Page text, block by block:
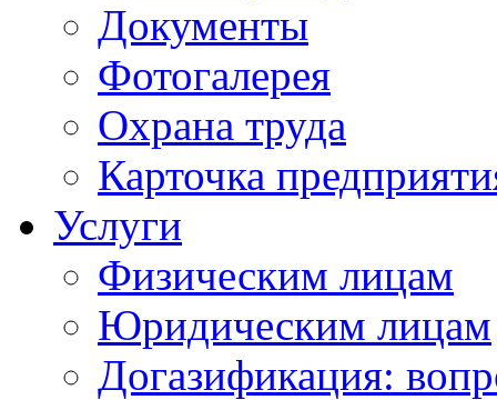
Документы
Фотогалерея
Охрана труда
Карточка
Услуги
Физическим лицам
Юридическим лицам
Догазификация: